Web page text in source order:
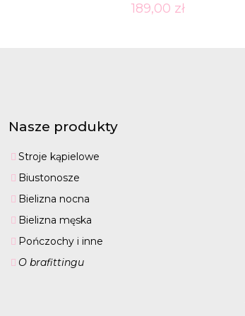
189,00 zł
Nasze produkty
Stroje kąpielowe
Biustonosze
Bielizna nocna
Bielizna męska
Pończochy i inne
O brafittingu